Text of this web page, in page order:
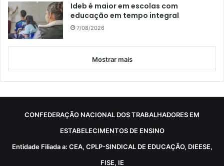
Ideb é maior em escolas com
educação em tempo integral
7/08/2026
Mostrar mais
CONFEDERAÇÃO NACIONAL DOS TRABALHADORES EM
ESTABELECIMENTOS DE ENSINO
Entidade Filiada a: CEA, CPLP-SINDICAL DE EDUCAÇÃO, DIEESE,
FISE, IE